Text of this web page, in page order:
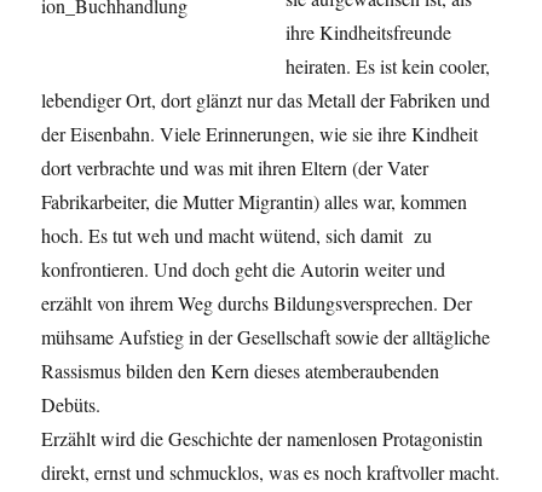
ihre Kindheitsfreunde
heiraten. Es ist kein cooler,
lebendiger Ort, dort glänzt nur das Metall der Fabriken und
der Eisenbahn. Viele Erinnerungen, wie sie ihre Kindheit
dort verbrachte und was mit ihren Eltern (der Vater
Fabrikarbeiter, die Mutter Migrantin) alles war, kommen
hoch. Es tut weh und macht wütend, sich damit zu
konfrontieren. Und doch geht die Autorin weiter und
erzählt von ihrem Weg durchs Bildungsversprechen. Der
mühsame Aufstieg in der Gesellschaft sowie der alltägliche
Rassismus bilden den Kern dieses atemberaubenden
Debüts.
Erzählt wird die Geschichte der namenlosen Protagonistin
direkt, ernst und schmucklos, was es noch kraftvoller macht.